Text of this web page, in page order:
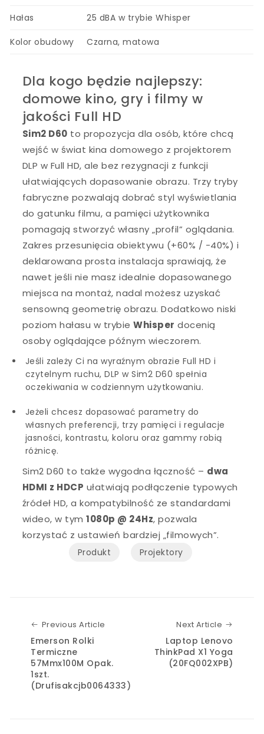
Hałas 25 dBA w trybie Whisper
Kolor obudowy Czarna, matowa
Dla kogo będzie najlepszy:
domowe kino, gry i filmy w
jakości Full HD
Sim2 D60 to propozycja dla osób, które chcą
wejść w świat kina domowego z projektorem
DLP w Full HD, ale bez rezygnacji z funkcji
ułatwiających dopasowanie obrazu. Trzy tryby
fabryczne pozwalają dobrać styl wyświetlania
do gatunku filmu, a pamięci użytkownika
pomagają stworzyć własny „profil” oglądania.
Zakres przesunięcia obiektywu (+60% / -40%) i
deklarowana prosta instalacja sprawiają, że
nawet jeśli nie masz idealnie dopasowanego
miejsca na montaż, nadal możesz uzyskać
sensowną geometrię obrazu. Dodatkowo niski
poziom hałasu w trybieWhisper docenią
osoby oglądające późnym wieczorem.
Jeśli zależy Ci na wyraźnym obrazie Full HD i
czytelnym ruchu, DLP w Sim2 D60 spełnia
oczekiwania w codziennym użytkowaniu.
Jeżeli chcesz dopasować parametry do
własnych preferencji, trzy pamięci i regulacje
jasności, kontrastu, koloru oraz gammy robią
różnicę.
Sim2 D60 to także wygodna łączność – dwa
HDMI z HDCP ułatwiają podłączenie typowych
źródeł HD, a kompatybilność ze standardami
wideo, w tym1080p @ 24Hz, pozwala
korzystać z ustawień bardziej „filmowych”.
Produkt Projektory
Previous Article
Emerson Rolki
Termiczne
57Mmx100M Opak.
1szt.
(Drufisakcjb0064333)
Next Article
Laptop Lenovo
ThinkPad X1 Yoga
(20FQ002XPB)